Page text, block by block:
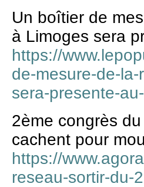
Un boîtier de
à Limoges sera
https://
de-mesure-de-
sera-presente-
2ème congrès
cachent pour
https://
reseau-sortir-du-